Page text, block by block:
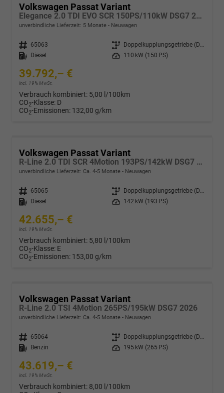
Volkswagen Passat Variant
Elegance 2.0 TDI EVO SCR 150PS/110kW DSG7 2026
unverbindliche Lieferzeit: 5 Monate Neuwagen
Fahrzeugnr. 65063 Getriebe
Doppelkupplungsgetriebe (DSG)
Kraftstoff
Diesel Leistung 110 kW (150 PS)
39.792,– €
incl. 19% MwSt.
Verbrauch kombiniert: 5,00 l/100km
CO2-Klasse: D
CO2-Emissionen: 132,00 g/km
Volkswagen Passat Variant
R-Line 2.0 TDI SCR 4Motion 193PS/142kW DSG7 2026
unverbindliche Lieferzeit: Ca. 4-5 Monate Neuwagen
Fahrzeugnr. 65065 Getriebe
Doppelkupplungsgetriebe (DSG)
Kraftstoff
Diesel Leistung 142 kW (193 PS)
42.655,– €
incl. 19% MwSt.
Verbrauch kombiniert: 5,80 l/100km
CO2-Klasse: E
CO2-Emissionen: 153,00 g/km
Volkswagen Passat Variant
R-Line 2.0 TSI 4Motion 265PS/195kW DSG7 2026
unverbindliche Lieferzeit: Ca. 4-5 Monate Neuwagen
Fahrzeugnr. 65064 Getriebe
Doppelkupplungsgetriebe (DSG)
Kraftstoff
Benzin Leistung 195 kW (265 PS)
43.619,– €
incl. 19% MwSt.
Verbrauch kombiniert: 8,00 l/100km